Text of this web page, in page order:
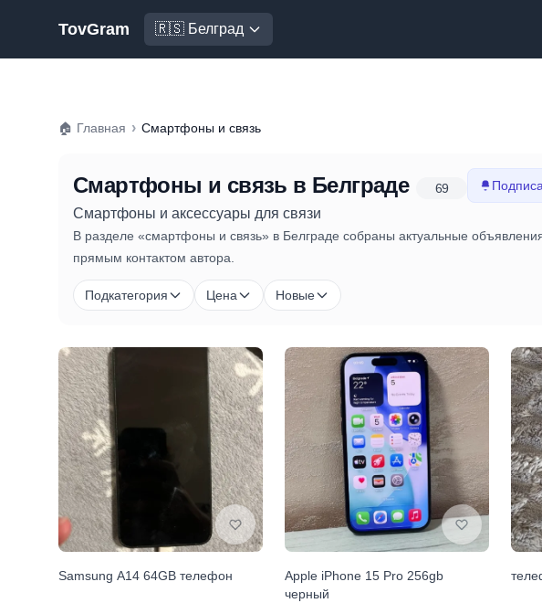
TovGram 🇷🇸 Белград
🏠 Главная › Смартфоны и связь
Смартфоны и связь в Белграде 69
Смартфоны и аксессуары для связи
В разделе «смартфоны и связь» в Белграде собраны актуальные
прямым контактом автора.
Подкатегория Цена Новые
Samsung A14 64GB телефон
Apple iPhone 15 Pro 256gb
черный